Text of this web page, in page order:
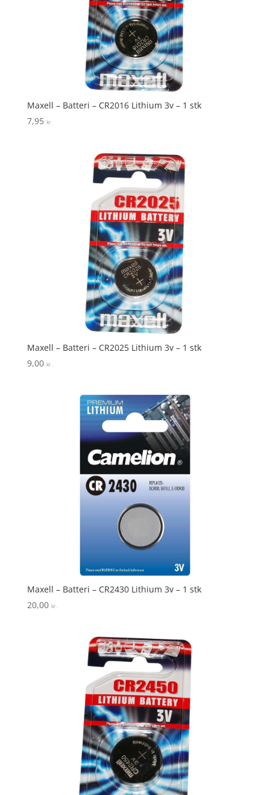
Maxell – Batteri – CR2016 Lithium 3v – 1 stk
7,95 kr.
Maxell – Batteri – CR2025 Lithium 3v – 1 stk
9,00 kr.
Maxell – Batteri – CR2430 Lithium 3v – 1 stk
20,00 kr.